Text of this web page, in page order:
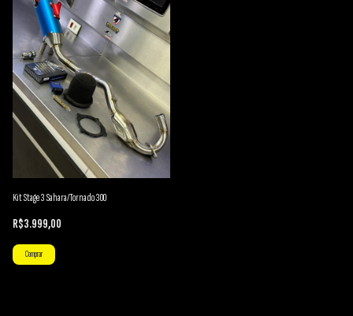
Kit Stage 3 Sahara/Tornado 300
R$3.999,00
Comprar